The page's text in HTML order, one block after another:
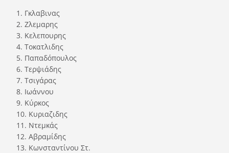
1. Γκλαβινας
2. Ζλεμαρης
3. Κελεπουρης
4. Τοκατλιδης
5. Παπαδόπουλος
6. Τερψιάδης
7. Τσιγάρας
8. Ιωάννου
9. Κύρκος
10. Κυριαζιδης
11. Ντεμκάς
12. Αβραμίδης
13. Κωνσταντίνου Στ.